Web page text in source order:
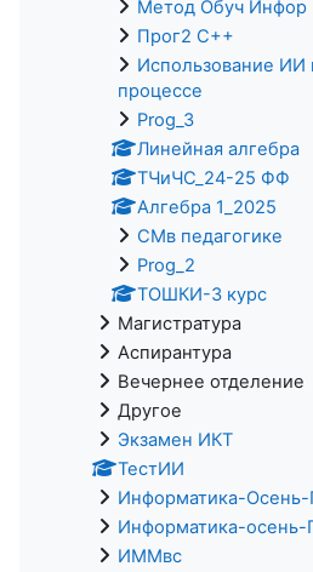
Метод Обуч Инфор
Прог2 С++
Использование ИИ
процессе
Prog_3
Линейная алгебра
ТЧиЧС_24-25 ФФ
Алгебра 1_2025
СМв педагогике
Prog_2
ТОШКИ-3 курс
Магистратура
Аспирантура
Вечернее отделение
Другое
Экзамен ИКТ
ТестИИ
Информатика-
Информатика-
ИММвс